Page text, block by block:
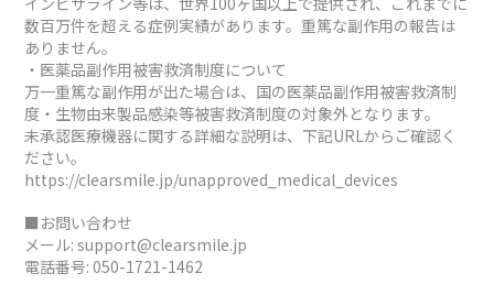
数百万件を超える症例実績があります。重篤な副作用の報告は
ありません。
・医薬品副作用被害救済制度について
万一重篤な副作用が出た場合は、国の医薬品副作用被害救済制
度・生物由来製品感染等被害救済制度の対象外となります。
未承認医療機器に関する詳細な説明は、下記URLからご確認く
ださい。
https://clearsmile.jp/unapproved_medical_devices
■お問い合わせ
メール: support@clearsmile.jp
電話番号: 050-1721-1462